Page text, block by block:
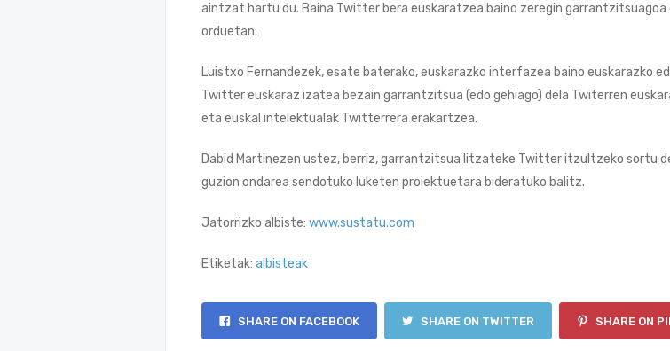
aintzat hartu du. Baina Twitter bera euskaratzea baino zeregin
orduetan.
Luistxo Fernandezek, esate baterako, euskarazko interfazea baino euskarazko
Twitter euskaraz izatea bezain garrantzitsua (edo gehiago) dela Twiterren
eta euskal intelektualak Twitterrera erakartzea.
Dabid Martinezen ustez, berriz, garrantzitsua litzateke Twitter itzultzeko sortu
guzion ondarea sendotuko luketen proiektuetara bideratuko balitz.
Jatorrizko albiste: www.sustatu.com
Etiketak: albisteak
SHARE ON FACEBOOK SHARE ON TWITTER SHARE ON